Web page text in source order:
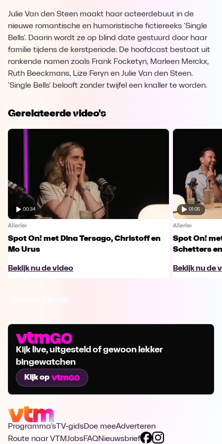
Julie Van den Steen maakt haar acteerdebuut in de
nieuwe romantische en humoristische fictiereeks 'Single
Bells'. Daarin wordt ze op blind date gestuurd door haar
familie tijdens de kerstperiode. De hoofdcast bestaat uit
ronkende namen zoals Frank Focketyn, Marleen Merckx,
Ruth Beeckmans, Lize Feryn en Julie Van den Steen.
'Single Bells' belooft zonder twijfel een knaller te worden.
Gerelateerde video's
00:34
Allerlei
Spot On! met Dina Tersago, Christoff en
Mo Urus
Bekijk nu de video
01:05
Allerlei
Spot On!
Schetters
Bekijk nu de
Kijk live, uitgesteld of gewoon lekker
bingewatchen
Kijk op
Programma's TV-gidsDoe meeAdverteren
Route naar VTMJobsFAQNieuwsbrief